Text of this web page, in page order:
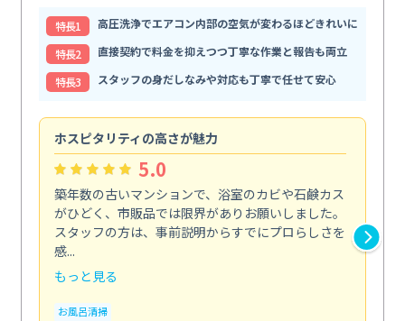
特⻑1
高圧洗浄でエアコン内部の空気が変わるほどきれいに
特⻑2
直接契約で料金を抑えつつ丁寧な作業と報告も両立
特⻑3
スタッフの身だしなみや対応も丁寧で任せて安心
ホスピタリティの高さが魅力
5.0
築年数の古いマンションで、浴室のカビや石鹸カス
がひどく、市販品では限界がありお願いしました。
スタッフの方は、事前説明からすでにプロらしさを
感...
もっと見る
お風呂清掃